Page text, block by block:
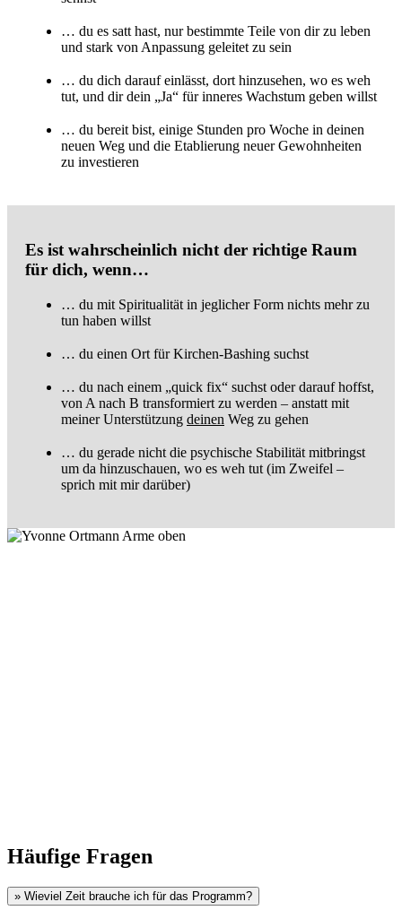
… du es satt hast, nur bestimmte Teile von dir zu leben
und stark von Anpassung geleitet zu sein
… du dich darauf einlässt, dort hinzusehen, wo es weh
tut, und dir dein „Ja“ für inneres Wachstum geben willst
… du bereit bist, einige Stunden pro Woche in deinen
neuen Weg und die Etablierung neuer Gewohnheiten
zu investieren
Es ist wahrscheinlich nicht der richtige Raum
für dich, wenn…
… du mit Spiritualität in jeglicher Form nichts mehr zu
tun haben willst
… du einen Ort für Kirchen-Bashing suchst
… du nach einem „quick fix“ suchst oder darauf hoffst,
von A nach B transformiert zu werden – anstatt mit
meiner Unterstützung deinen Weg zu gehen
… du gerade nicht die psychische Stabilität mitbringst
um da hinzuschauen, wo es weh tut (im Zweifel –
sprich mit mir darüber)
Häufige Fragen
» Wieviel Zeit brauche ich für das Programm?